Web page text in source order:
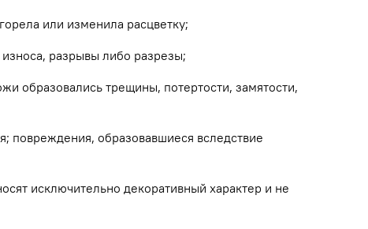
или изменила расцветку;
износа, разрывы либо разрезы;
образовались трещины, потертости, замятости,
повреждения, образовавшиеся вследствие
исключительно декоративный характер и не